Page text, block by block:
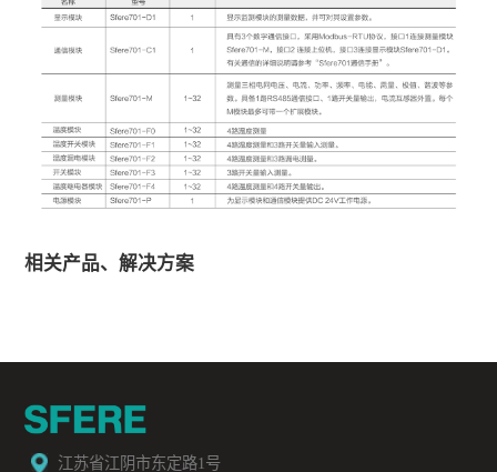
相关产品、解决方案
江苏省江阴市东定路1号